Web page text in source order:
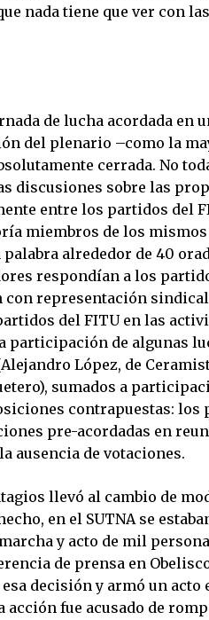
nada tiene que ver con
de lucha acordada en
del plenario –como la
cerrada. No
discusiones sobre las
entre los partidos del
miembros de los
alrededor de 40
respondían a los
representación
del FITU en las
participación de algunas
López, de
sumados a
contrapuestas: los
pre-acordadas en
ausencia de votaciones.
llevó al cambio de
en el SUTNA se
y acto de mil
de prensa en
decisión y armó un acto
acción fue acusado de